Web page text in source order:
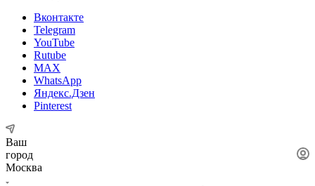
Вконтакте
Telegram
YouTube
Rutube
MAX
WhatsApp
Яндекс.Дзен
Pinterest
Ваш
город
Москва